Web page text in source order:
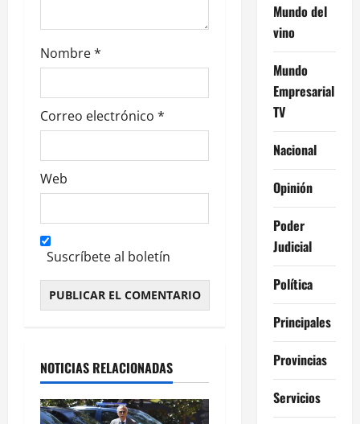
a
d
a
s
Nombre*
Correo electrónico *
Web
Suscríbete al boletín
NOTICIAS RELACIONADAS
Mundo del
vino
Mundo
Empresarial
TV
Nacional
Opinión
Poder
Judicial
Política
Principales
Provincias
Servicios